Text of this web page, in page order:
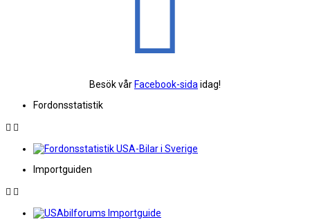
Besök vår Facebook-sida idag!
Fordonsstatistik
Importguiden